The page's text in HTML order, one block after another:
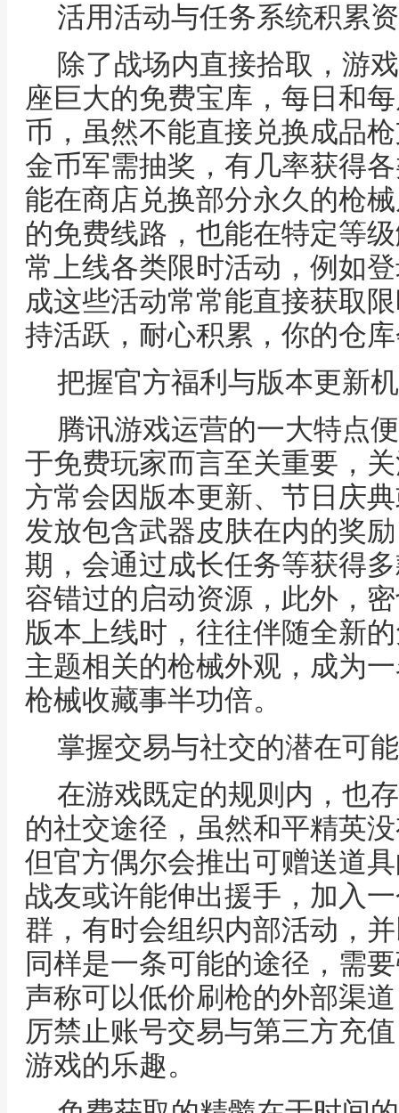
活用活动与任务系统积累
除了战场内直接拾取，游
座巨大的免费宝库，每日和
币，虽然不能直接兑换成品
金币军需抽奖，有几率获得
能在商店兑换部分永久的枪
的免费线路，也能在特定等
常上线各类限时活动，例如
成这些活动常常能直接获取
持活跃，耐心积累，你的仓
把握官方福利与版本更新
腾讯游戏运营的一大特点
于免费玩家而言至关重要，
方常会因版本更新、节日庆
发放包含武器皮肤在内的奖
期，会通过成长任务等获得
容错过的启动资源，此外，
版本上线时，往往伴随全新
主题相关的枪械外观，成为
枪械收藏事半功倍。
掌握交易与社交的潜在可
在游戏既定的规则内，也
的社交途径，虽然和平精英
但官方偶尔会推出可赠送道
战友或许能伸出援手，加入
群，有时会组织内部活动，
同样是一条可能的途径，需
声称可以低价刷枪的外部渠
厉禁止账号交易与第三方充
游戏的乐趣。